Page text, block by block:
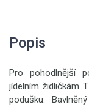
Popis
Pro pohodlnější
jídelním židličkám
podušku.